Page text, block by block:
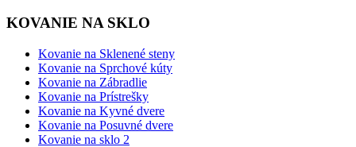
KOVANIE NA SKLO
Kovanie na Sklenené steny
Kovanie na Sprchové kúty
Kovanie na Zábradlie
Kovanie na Prístrešky
Kovanie na Kyvné dvere
Kovanie na Posuvné dvere
Kovanie na sklo 2